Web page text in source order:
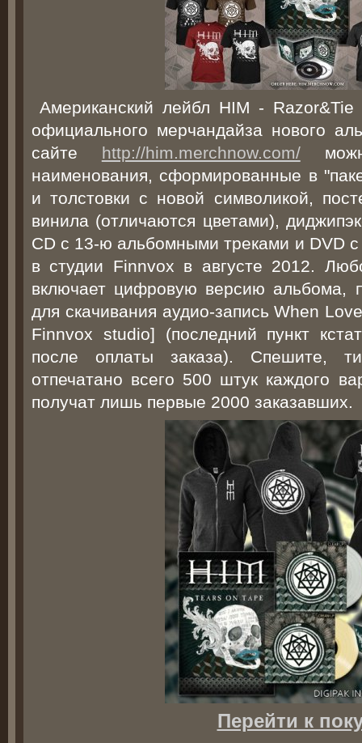
Американский лейбл HIM - Razor&Tie
официального мерчандайза нового
сайте http://him.merchnow.com/
наименования, сформированные в
и толстовки с новой символикой,
винила (отличаются цветами),
CD с 13-ю альбомными треками и DVD
в студии Finnvox в августе 2012.
включает цифровую версию альбома,
для скачивания аудио-запись When
Finnvox studio] (последний пункт
после оплаты заказа). Спешите,
отпечатано всего 500 штук каждого
получат лишь первые 2000 заказавших.
Перейти к